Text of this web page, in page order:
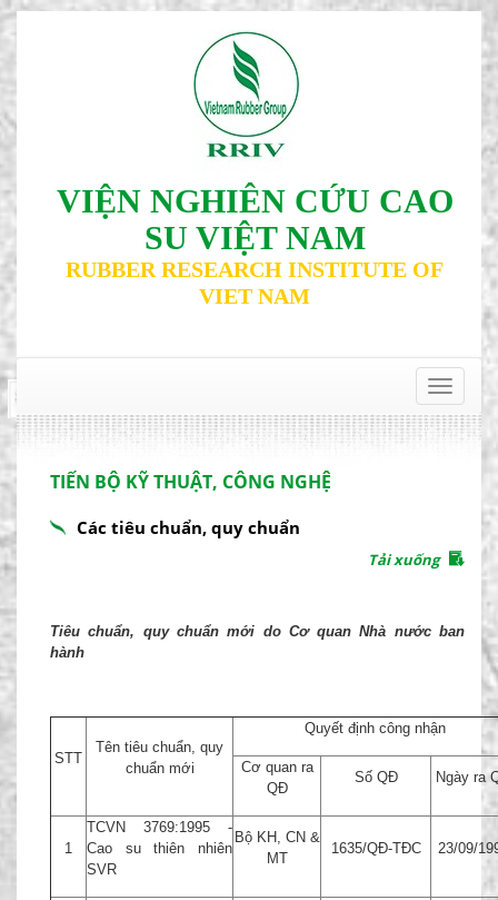
VIỆN NGHIÊN CỨU CAO
SU VIỆT NAM
RUBBER RESEARCH INSTITUTE OF
VIET NAM
Toggle
TIẾN BỘ KỸ THUẬT, CÔNG NGHỆ
Các tiêu chuẩn, quy chuẩn
Tải xuống
Tiêu chuẩn, quy chuẩn mới do Cơ quan Nhà nước ban
hành
STT
Tên tiêu chuẩn, quy
chuẩn mới
Quyết định công nhận
Cơ quan ra
QĐ
Số QĐ Ngày ra
1
TCVN 3769:1995 -
Cao su thiên nhiên
SVR
Bộ KH, CN &
MT
1635/QĐ-TĐC 23/09/